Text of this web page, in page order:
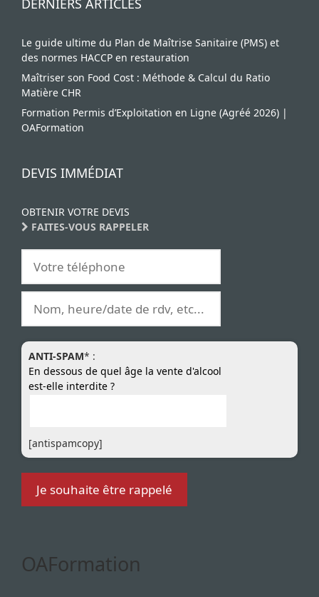
DERNIERS ARTICLES
Le guide ultime du Plan de Maîtrise Sanitaire (PMS) et
des normes HACCP en restauration
Maîtriser son Food Cost : Méthode & Calcul du Ratio
Matière CHR
Formation Permis d’Exploitation en Ligne (Agréé 2026) |
OAFormation
DEVIS IMMÉDIAT
OBTENIR VOTRE DEVIS
FAITES-VOUS RAPPELER
ANTI-SPAM* :
En dessous de quel âge la vente d'alcool
est-elle interdite ?
[antispamcopy]
OAFormation